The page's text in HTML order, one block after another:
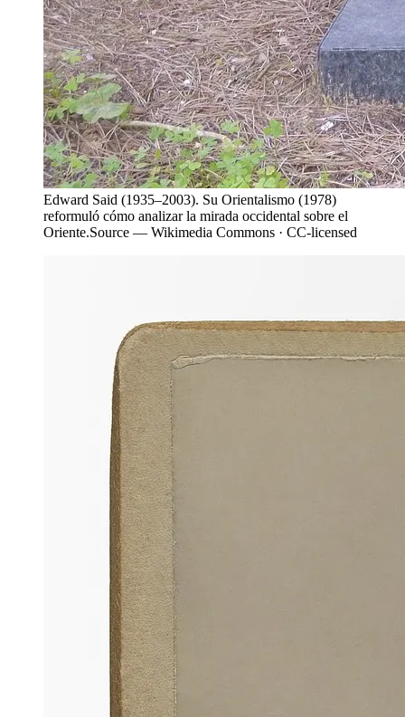
Edward Said (1935–2003). Su Orientalismo (1978)
reformuló cómo analizar la mirada occidental sobre el
Oriente.Source — Wikimedia Commons · CC-licensed